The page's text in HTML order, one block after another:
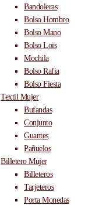
Bandoleras
Bolso Hombro
Bolso Mano
Bolso Lois
Mochila
Bolso Rafia
Bolso Fiesta
Textil Mujer
Bufandas
Conjunto
Guantes
Pañuelos
Billetero Mujer
Billeteros
Tarjeteros
Porta Monedas